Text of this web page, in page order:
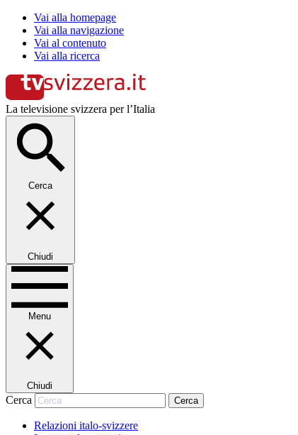
Vai alla homepage
Vai alla navigazione
Vai al contenuto
Vai alla ricerca
La televisione svizzera per l’Italia
Cerca
Chiudi
Menu
Chiudi
Cerca Cerca
Relazioni italo-svizzere